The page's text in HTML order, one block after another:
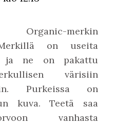
merkin
on useita
ja ne on pakattu
värisiin
Purkeissa on
kuva. Teetä saa
vanhasta